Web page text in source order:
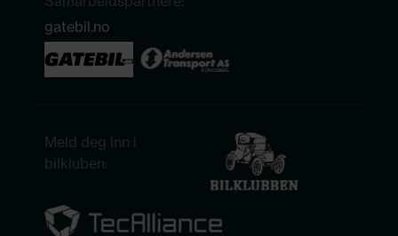
gatebil.no
Meld deg inn i
bilkluben: